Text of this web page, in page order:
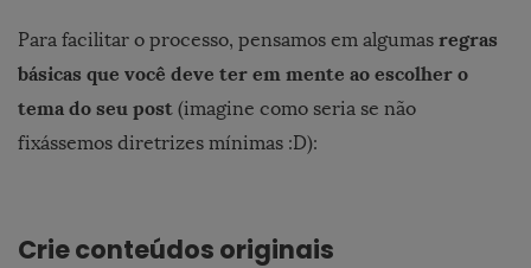
Para facilitar o processo, pensamos em algumas regras
básicas que você deve ter em mente ao escolher o
tema do seu post (imagine como seria se não
fixássemos diretrizes mínimas :D):
Crie conteúdos originais